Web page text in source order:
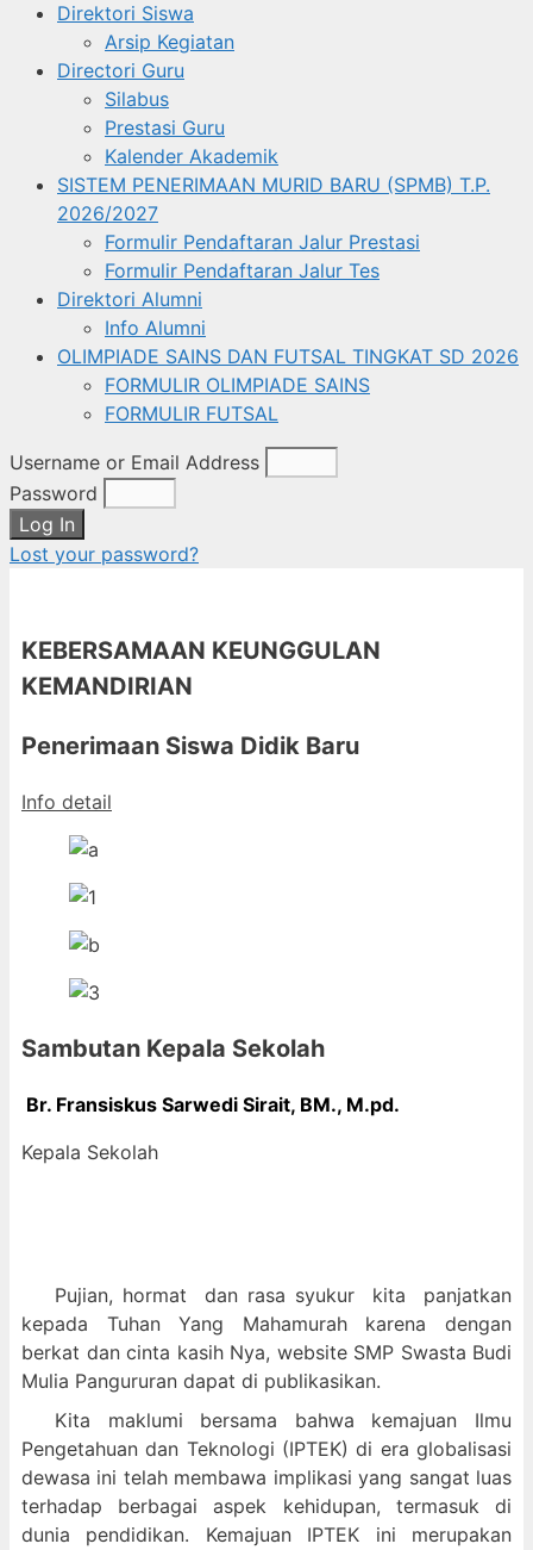
Direktori Siswa
Arsip Kegiatan
Directori Guru
Silabus
Prestasi Guru
Kalender Akademik
SISTEM PENERIMAAN MURID BARU (SPMB) T.P.
2026/2027
Formulir Pendaftaran Jalur Prestasi
Formulir Pendaftaran Jalur Tes
Direktori Alumni
Info Alumni
OLIMPIADE SAINS DAN FUTSAL TINGKAT SD 2026
FORMULIR OLIMPIADE SAINS
FORMULIR FUTSAL
Username or Email Address
Password
Log In
Lost your password?
KEBERSAMAAN KEUNGGULAN
KEMANDIRIAN
Penerimaan Siswa Didik Baru
Info detail
Sambutan Kepala Sekolah
Br. Fransiskus Sarwedi Sirait, BM., M.pd.
Kepala Sekolah
Pujian, hormat dan rasa syukur kita panjatkan
kepada Tuhan Yang Mahamurah karena dengan
berkat dan cinta kasih Nya, website SMP Swasta Budi
Mulia Pangururan dapat di publikasikan.
Kita maklumi bersama bahwa kemajuan Ilmu
Pengetahuan dan Teknologi (IPTEK) di era globalisasi
dewasa ini telah membawa implikasi yang sangat luas
terhadap berbagai aspek kehidupan, termasuk di
dunia pendidikan. Kemajuan IPTEK ini merupakan